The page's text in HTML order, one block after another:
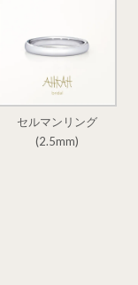
セルマンリング
(2.5mm)